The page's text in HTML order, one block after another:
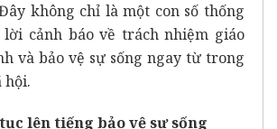
không chỉ là một con số thống
cảnh báo về trách nhiệm giáo
và bảo vệ sự sống ngay từ trong
hội.
lên tiếng bảo vệ sự sống